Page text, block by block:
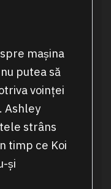
mașina
putea să
voinței
Ashley
strâns
timp ce Koi
și